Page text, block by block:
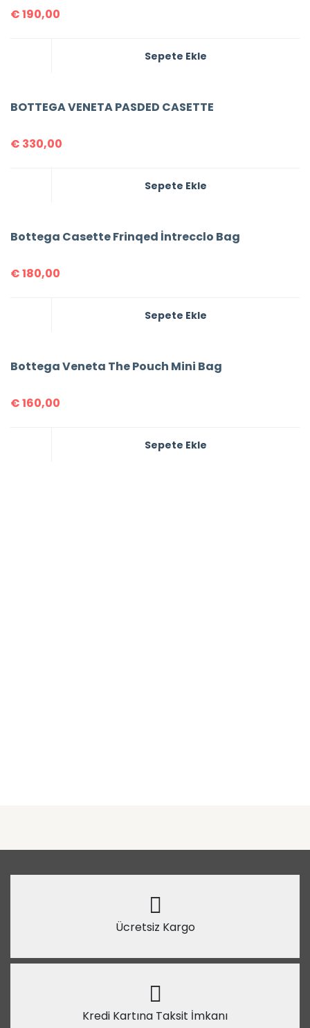
€190,00
Sepete Ekle
BOTTEGA VENETA PASDED CASETTE
€ 330,00
Sepete Ekle
Bottega Casette Frinqed İntrecclo Bag
€180,00
Sepete Ekle
Bottega Veneta The Pouch Mini Bag
€160,00
Sepete Ekle
Ücretsiz Kargo
Kredi Kartına Taksit İmkanı